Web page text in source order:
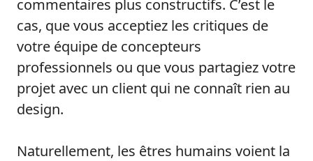
commentaires plus constructifs. C’est le
cas, que vous acceptiez les critiques de
votre équipe de concepteurs
professionnels ou que vous partagiez votre
projet avec un client qui ne connaît rien au
design.
Naturellement, les êtres humains voient la